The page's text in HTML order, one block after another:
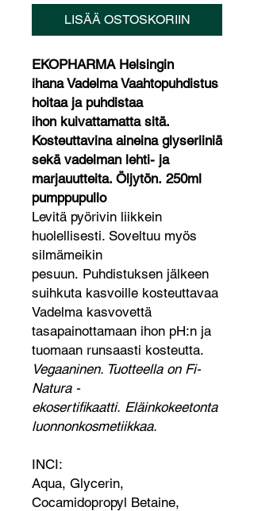
LISÄÄ OSTOSKORIIN
EKOPHARMA Helsingin
ihana Vadelma Vaahtopuhdistus
hoitaa ja puhdistaa
ihon kuivattamatta sitä.
Kosteuttavina aineina glyseriiniä
sekä vadelman lehti- ja
marjauutteita. Öljytön. 250ml
pumppupullo
Levitä pyörivin liikkein
huolellisesti. Soveltuu myös
silmämeikin
pesuun. Puhdistuksen jälkeen
suihkuta kasvoille kosteuttavaa
Vadelma kasvovettä
tasapainottamaan ihon pH:n ja
tuomaan runsaasti kosteutta.
Vegaaninen. Tuotteella on Fi-
Natura -
ekosertifikaatti. Eläinkokeetonta
luonnonkosmetiikkaa.
INCI:
Aqua, Glycerin,
Cocamidopropyl Betaine,